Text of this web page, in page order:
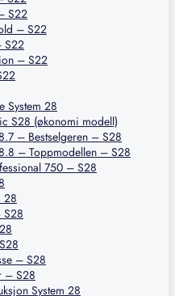
S22
– S22
S22
– S22
System 28
S28 (økonomi modell)
– Bestselgeren – S28
– Toppmodellen – S28
750 – S28
28
S28
– S28
– S28
System 28